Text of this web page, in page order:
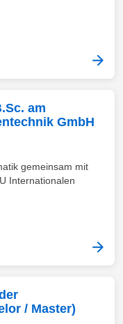
am
GmbH
gemeinsam mit
Internationalen
/ Master)